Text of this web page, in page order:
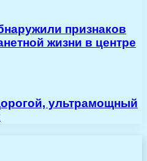
признаков
жизни в центре
ультрамощный